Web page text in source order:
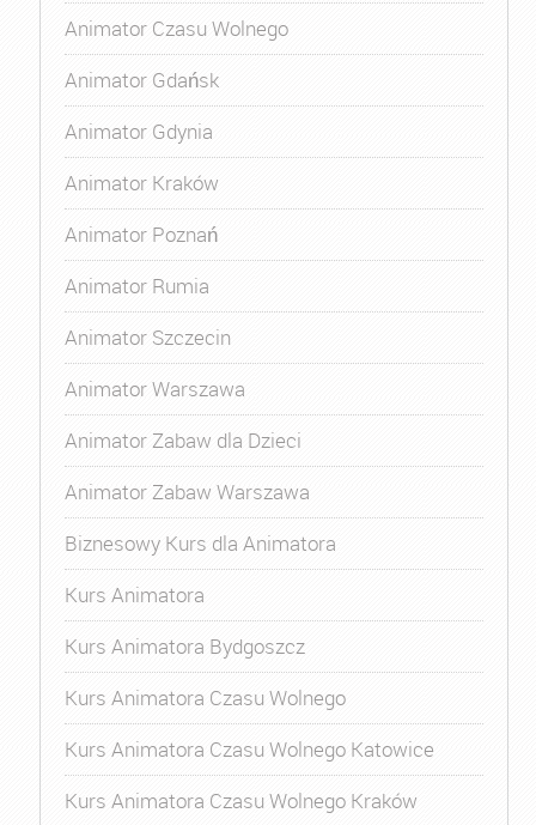
Animator Czasu Wolnego
Animator Gdańsk
Animator Gdynia
Animator Kraków
Animator Poznań
Animator Rumia
Animator Szczecin
Animator Warszawa
Animator Zabaw dla Dzieci
Animator Zabaw Warszawa
Biznesowy Kurs dla Animatora
Kurs Animatora
Kurs Animatora Bydgoszcz
Kurs Animatora Czasu Wolnego
Kurs Animatora Czasu Wolnego Katowice
Kurs Animatora Czasu Wolnego Kraków